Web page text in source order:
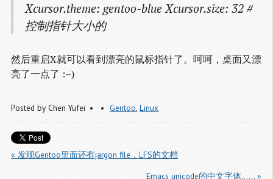
Xcursor.theme: gentoo-blue Xcursor.size: 32 #
控制指针大小的
然后重启X就可以看到漂亮的鼠标指针了。呵呵，桌面又漂
亮了一点了 :–)
Posted by Chen Yufei Gentoo,Linux
« 发现Gentoo里面还有jargon file，LFS的文档
Emacs unicode的中文字体…… »